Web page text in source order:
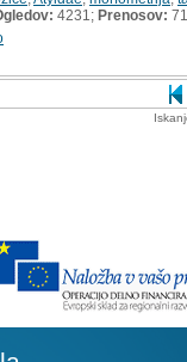
4231; Prenosov: 71